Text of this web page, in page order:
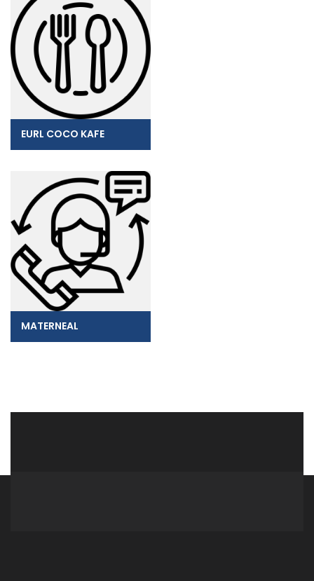
EURL COCO KAFE
MATERNEAL